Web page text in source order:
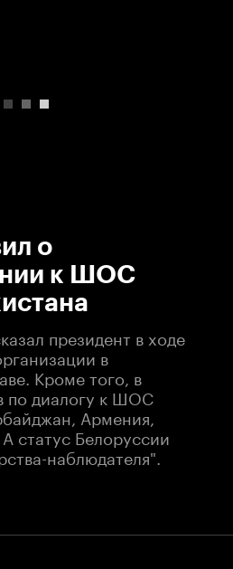
о
к ШОС
президент в ходе
в
Кроме того, в
по диалогу к ШОС
Армения,
статус Белоруссии
наблюдателя".